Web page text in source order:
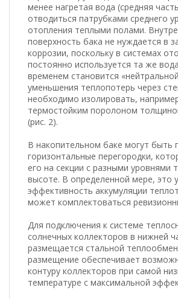
менее нагретая вода (средняя
отводиться патрубками среднего
отопления теплыми полами.
поверхность бака не нуждается в
коррозии, поскольку в системах
постоянно используется та же
временем становится
уменьшения теплопотерь через
необходимо изолировать,
термостойким поролоном
(рис. 2).
В накопительном баке могут быть
горизонтальные перегородки,
его на секции с разными уровнями
высоте. В определенной мере, это
эффективность аккумуляции
может комплектоваться
Для подключения к системе
солнечных коллекторов в нижней
размещается стальной
размещение обеспечивает
контуру коллекторов при самой
температуре с максимальной